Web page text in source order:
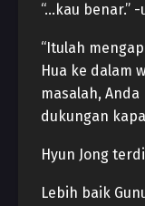
“…kau benar.”
“Itulah
Hua ke dalam
masalah,
dukungan
Hyun Jong
Lebih baik